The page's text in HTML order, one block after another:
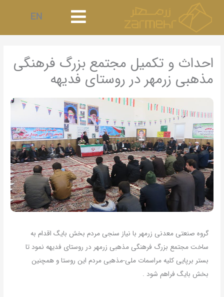
محتوا
EN
احداث و تکمیل مجتمع بزرگ فرهنگی
مذهبی زرمهر در روستای فدیهه
گروه صنعتی معدنی زرمهر با نیاز سنجی مردم بخش بایگ اقدام به
ساخت مجتمع بزرگ فرهنگی مذهبی زرمهر در روستای فدیهه نمود تا
بستر برپایی کلیه مراسمات ملی-مذهبی مردم این روستا و همچنین
بخش بایگ فراهم شود .